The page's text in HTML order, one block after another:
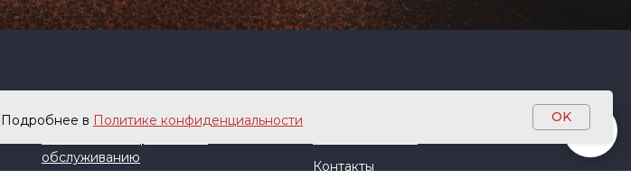
обслуживанию
Контакты
Подробнее в Политике конфиденциальности OK